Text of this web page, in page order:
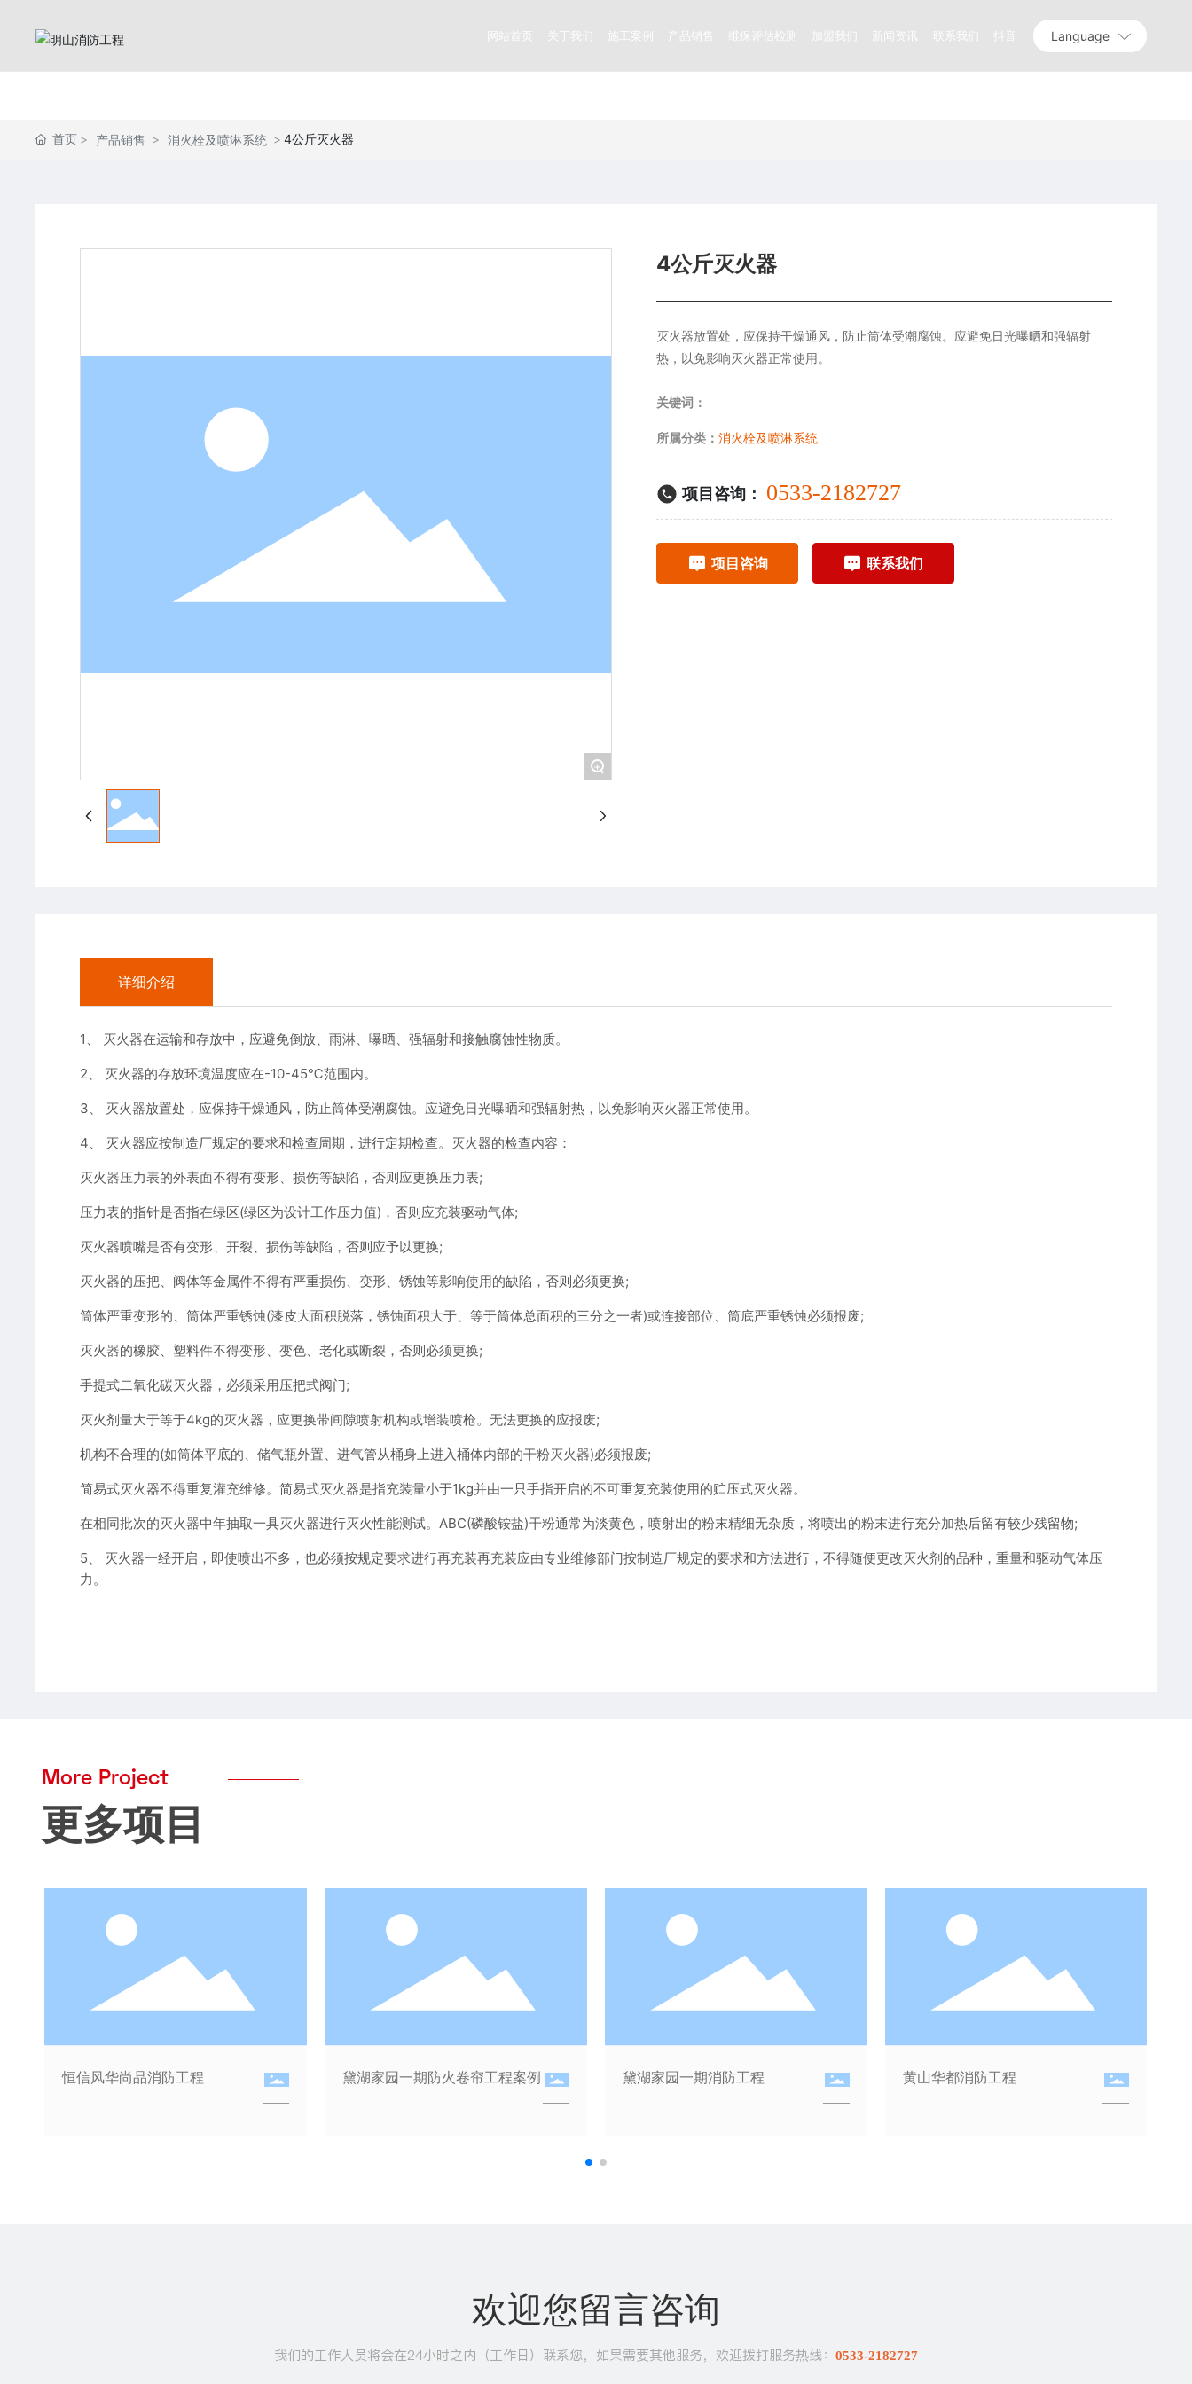
网站首页 关于我们 施工案例 产品销售 维保评估检测 加盟我们 新闻资讯 联系我们 抖音 Language
首页 产品销售 消火栓及喷淋系统 4公斤灭火器
+
4公斤灭火器
灭火器放置处，应保持干燥通风，防止筒体受潮腐蚀。应避免日光曝晒和强辐射
热，以免影响灭火器正常使用。
关键词：
所属分类：消火栓及喷淋系统
项目咨询： 0533-2182727
项目咨询 联系我们
详细介绍
1、 灭火器在运输和存放中，应避免倒放、雨淋、曝晒、强辐射和接触腐蚀性物质。
2、 灭火器的存放环境温度应在-10-45℃范围内。
3、 灭火器放置处，应保持干燥通风，防止筒体受潮腐蚀。应避免日光曝晒和强辐射热，以免影响灭火器正常使用。
4、 灭火器应按制造厂规定的要求和检查周期，进行定期检查。灭火器的检查内容：
灭火器压力表的外表面不得有变形、损伤等缺陷，否则应更换压力表;
压力表的指针是否指在绿区(绿区为设计工作压力值)，否则应充装驱动气体;
灭火器喷嘴是否有变形、开裂、损伤等缺陷，否则应予以更换;
灭火器的压把、阀体等金属件不得有严重损伤、变形、锈蚀等影响使用的缺陷，否则必须更换;
筒体严重变形的、筒体严重锈蚀(漆皮大面积脱落，锈蚀面积大于、等于筒体总面积的三分之一者)或连接部位、筒底严重锈蚀必须报废;
灭火器的橡胶、塑料件不得变形、变色、老化或断裂，否则必须更换;
手提式二氧化碳灭火器，必须采用压把式阀门;
灭火剂量大于等于4kg的灭火器，应更换带间隙喷射机构或增装喷枪。无法更换的应报废;
机构不合理的(如筒体平底的、储气瓶外置、进气管从桶身上进入桶体内部的干粉灭火器)必须报废;
简易式灭火器不得重复灌充维修。简易式灭火器是指充装量小于1kg并由一只手指开启的不可重复充装使用的贮压式灭火器。
在相同批次的灭火器中年抽取一具灭火器进行灭火性能测试。ABC(磷酸铵盐)干粉通常为淡黄色，喷射出的粉末精细无杂质，将喷出的粉末进行充分加热后留有较少残留物;
5、 灭火器一经开启，即使喷出不多，也必须按规定要求进行再充装再充装应由专业维修部门按制造厂规定的要求和方法进行，不得随便更改灭火剂的品种，重量和驱动气体压
力。
More Project
更多项目
黛湖家园一期防火卷帘工程案例 黛湖家园一期消防工程 黄山华都消防工程 黄山盛都消防工程
欢迎您留言咨询
我们的工作人员将会在24小时之内（工作日）联系您，如果需要其他服务，欢迎拨打服务热线： 0533-2182727